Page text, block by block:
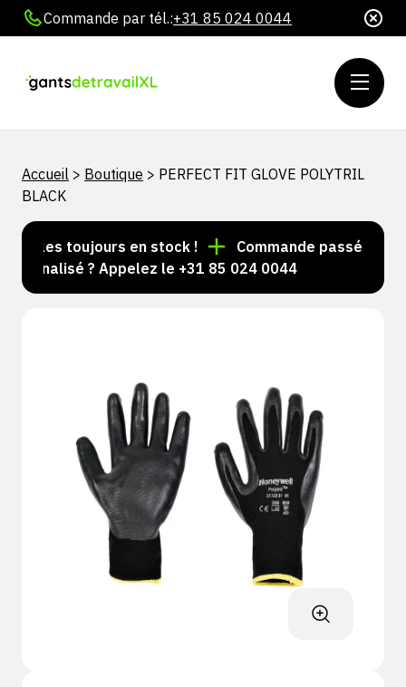
Commande par tél.:+31 85 024 0044
Accueil > Boutique > PERFECT FIT GLOVE POLYTRIL
BLACK
toujours en stock !
Commande passée avant
? Appelez le +31 85 024 0044